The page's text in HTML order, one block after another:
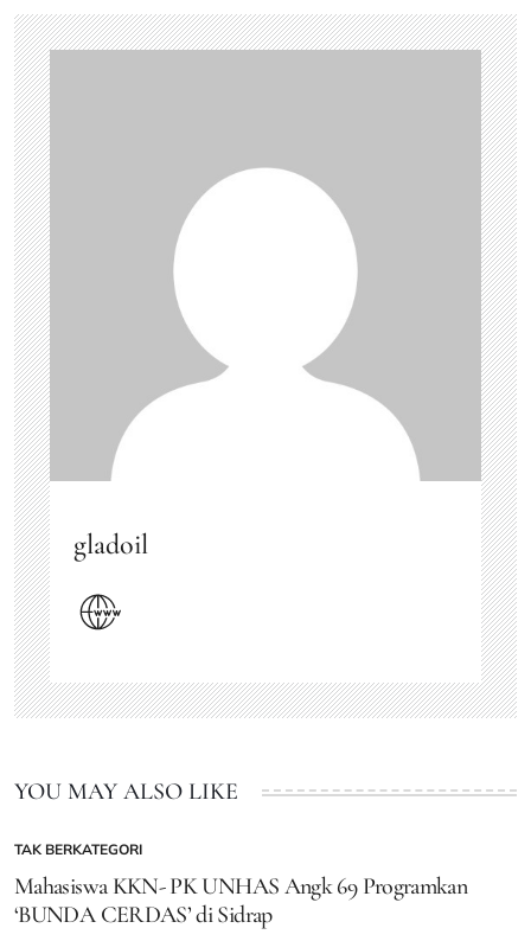
gladoil
YOU MAY ALSO LIKE
POSTED
IN
TAK BERKATEGORI
Mahasiswa KKN- PK UNHAS Angk 69 Programkan
‘BUNDA CERDAS’ di Sidrap